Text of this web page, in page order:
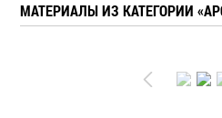
МАТЕРИАЛЫ ИЗ КАТЕГОРИИ